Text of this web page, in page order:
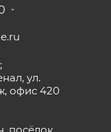
ул.
офис 420